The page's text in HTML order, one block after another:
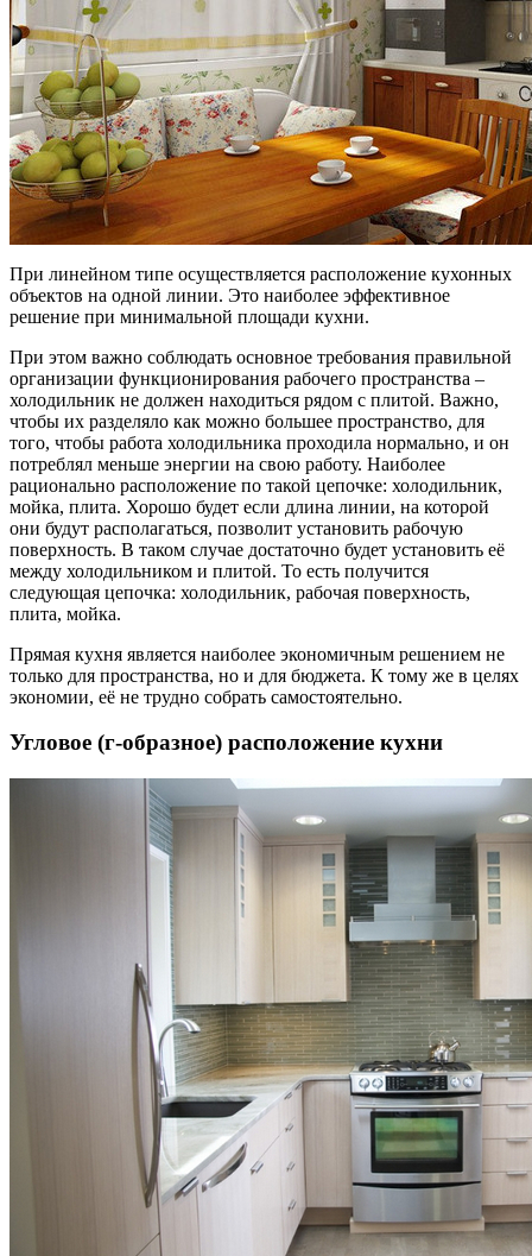
При линейном типе осуществляется расположение кухонных
объектов на одной линии. Это наиболее эффективное
решение при минимальной площади кухни.
При этом важно соблюдать основное требования правильной
организации функционирования рабочего пространства –
холодильник не должен находиться рядом с плитой. Важно,
чтобы их разделяло как можно большее пространство, для
того, чтобы работа холодильника проходила нормально, и он
потреблял меньше энергии на свою работу. Наиболее
рационально расположение по такой цепочке: холодильник,
мойка, плита. Хорошо будет если длина линии, на которой
они будут располагаться, позволит установить рабочую
поверхность. В таком случае достаточно будет установить её
между холодильником и плитой. То есть получится
следующая цепочка: холодильник, рабочая поверхность,
плита, мойка.
Прямая кухня является наиболее экономичным решением не
только для пространства, но и для бюджета. К тому же в целях
экономии, её не трудно собрать самостоятельно.
Угловое (г-образное) расположение кухни